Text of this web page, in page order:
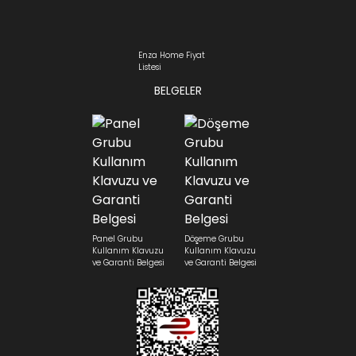
Enza Home Fiyat
Listesi
BELGELER
Panel Grubu
Kullanım Klavuzu
ve Garanti Belgesi
Döşeme Grubu
Kullanım Klavuzu
ve Garanti Belgesi